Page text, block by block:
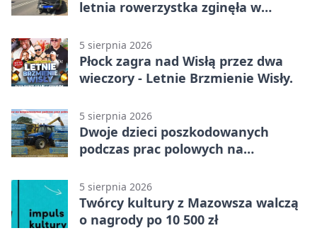
letnia rowerzystka zginęła w
5 sierpnia 2026
Płock zagra nad Wisłą przez dwa
wieczory - Letnie Brzmienie Wisły.
5 sierpnia 2026
Dwoje dzieci poszkodowanych
podczas prac polowych na
5 sierpnia 2026
Twórcy kultury z Mazowsza walczą
o nagrody po 10 500 zł